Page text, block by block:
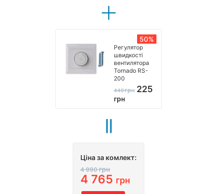
50%
Регулятор
швидкості
вентилятора
Tornado RS-
200
449грн 225
грн
Ціна за комлект:
4 990грн
4 765 грн